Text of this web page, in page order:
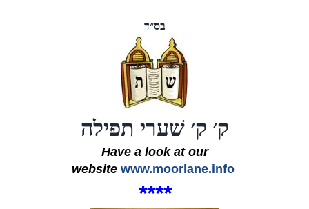
בס״ד
ק׳ ק׳ שׁערי תפילה
Have a look at our
website www.moorlane.info
****